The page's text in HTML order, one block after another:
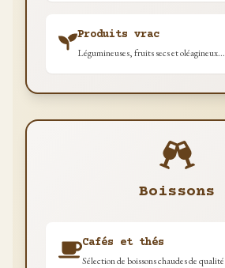
Produits vrac
Légumineuses, fruits secs et oléagineux...
Boissons
Cafés et thés
Sélection de boissons chaudes de qualité